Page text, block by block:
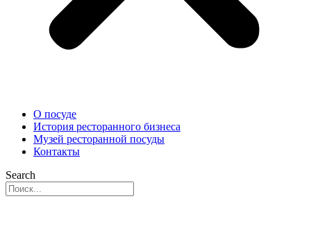
О посуде
История ресторанного бизнеса
Музей ресторанной посуды
Контакты
Search